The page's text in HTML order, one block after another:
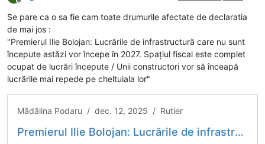
Deconectat
Se pare ca o sa fie cam toate drumurile afectate de declaratia
de mai jos :
"Premierul Ilie Bolojan: Lucrările de infrastructură care nu sunt
începute astăzi vor începe în 2027. Spațiul fiscal este complet
ocupat de lucrări începute / Unii constructori vor să înceapă
lucrările mai repede pe cheltuiala lor"
Mădălina Podaru / dec. 12, 2025 / Rutier
Premierul Ilie Bolojan: Lucrările de infrastructură care nu sunt începute astăzi vor începe în 2027. Spațiul fiscal este complet ocupat de lucrări începute / Unii constructori vor să înceapă...